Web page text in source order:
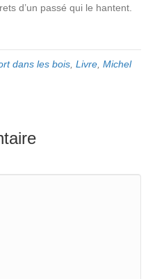
d’un passé qui le hantent.
dans les bois Livre Michel